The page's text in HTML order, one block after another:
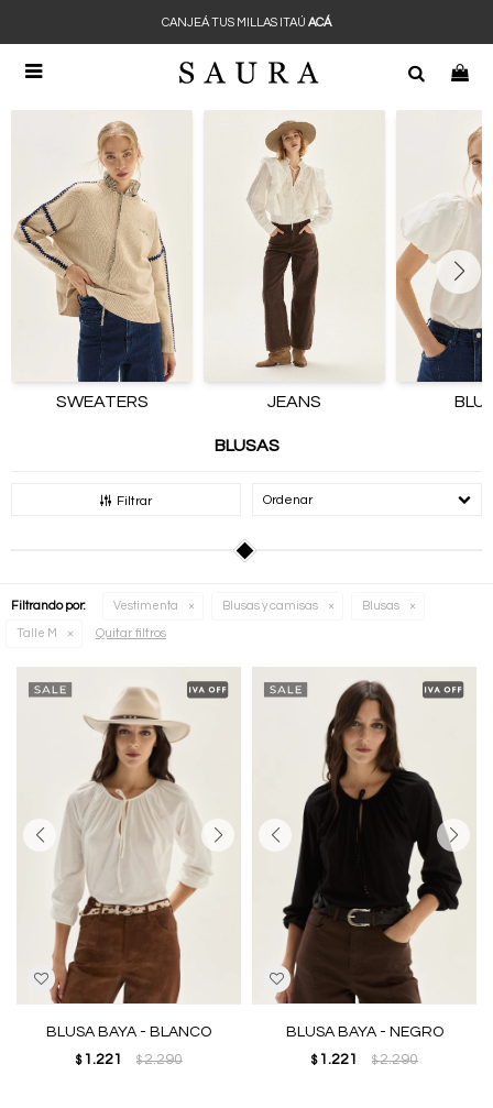

CANJEÁ TUS MILLAS ITAÚ ACÁ
SWEATERS JEANS
BLUSAS
Filtrar Recomendados
Filtrando por: Vestimenta Blusas y camisas Blusas
Talle M Quitar filtros
BLUSA BAYA - BLANCO
$ 1.221 $2.290
BLUSA BAYA - NEGRO
$ 1.221 $2.290